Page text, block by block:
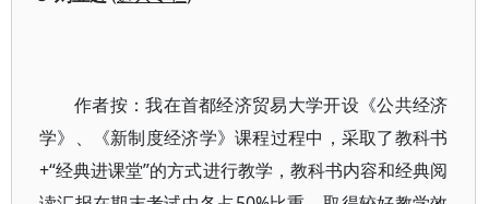
作者按：我在首都经济贸易大学开设《公共经济
学》、《新制度经济学》课程过程中，采取了教科书
+“经典进课堂”的方式进行教学，教科书内容和经典阅